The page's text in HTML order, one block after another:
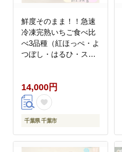
鮮度そのまま！！急速
冷凍完熟いちご食べ比
べ3品種（紅ほっぺ・よ
つぼし・はるひ・スタ
りの中からランダムで3
品種)500g×3袋セット
ふぁいんファーム
14,000円
千葉県 千葉市